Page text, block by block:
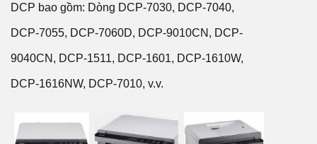
DCP bao gồm: Dòng DCP-7030, DCP-7040,
DCP-7055, DCP-7060D, DCP-9010CN, DCP-
9040CN, DCP-1511, DCP-1601, DCP-1610W,
DCP-1616NW, DCP-7010, v.v.